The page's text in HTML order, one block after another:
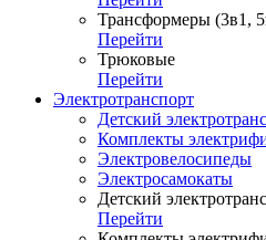
Трансформеры (3в1,
Перейти
Трюковые
Перейти
Электротранспорт
Детский
Комплекты
Электровелосипеды
Электросамокаты
Детский
Перейти